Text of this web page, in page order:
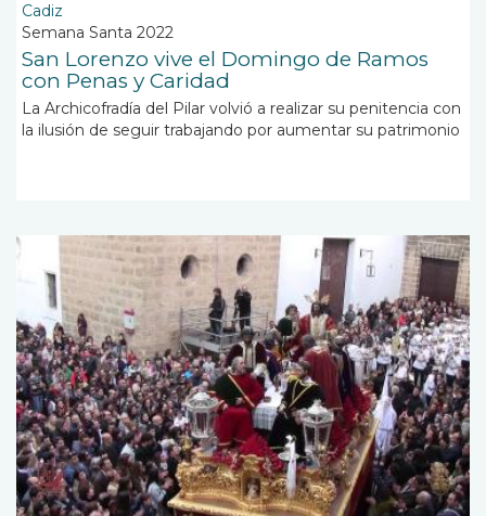
Cadiz
Semana Santa 2022
San Lorenzo vive el Domingo de Ramos
con Penas y Caridad
La Archicofradía del Pilar volvió a realizar su penitencia con
la ilusión de seguir trabajando por aumentar su patrimonio